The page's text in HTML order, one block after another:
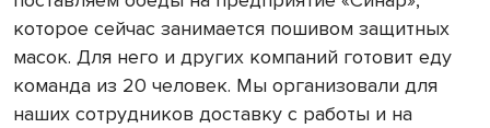
которое сейчас занимается пошивом защитных
масок. Для него и других компаний готовит еду
команда из 20 человек. Мы организовали для
наших сотрудников доставку с работы и на